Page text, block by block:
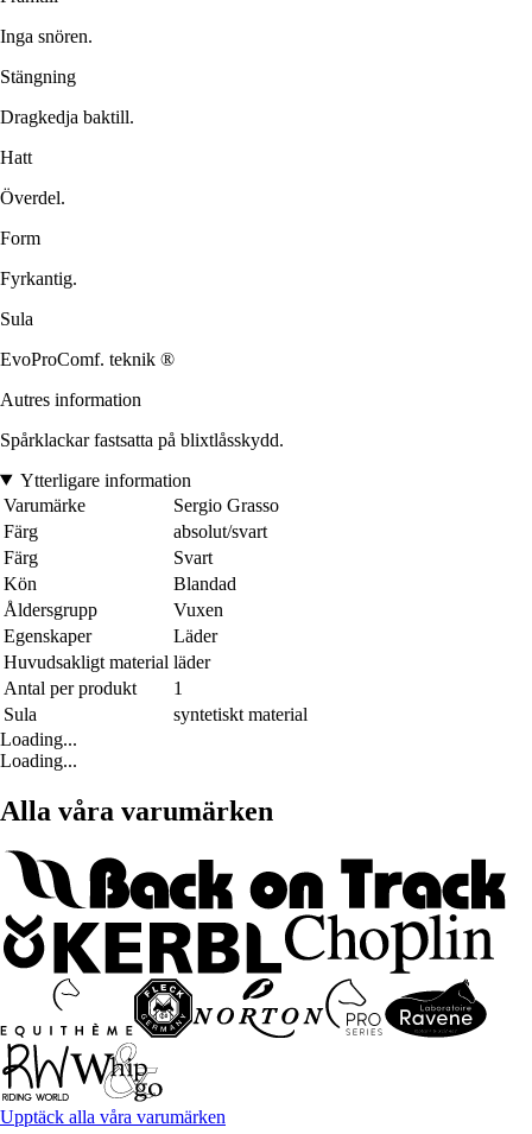
Inga snören.
Stängning
Dragkedja baktill.
Hatt
Överdel.
Form
Fyrkantig.
Sula
EvoProComf. teknik ®
Autres information
Spårklackar fastsatta på blixtlåsskydd.
Ytterligare information
Varumärke
Sergio Grasso
Färg
absolut/svart
Färg
Svart
Kön
Blandad
Åldersgrupp
Vuxen
Egenskaper
Läder
Huvudsakligt material läder
Antal per produkt
1
Sula
syntetiskt material
Loading...
Loading...
Alla våra varumärken
Upptäck alla våra varumärken